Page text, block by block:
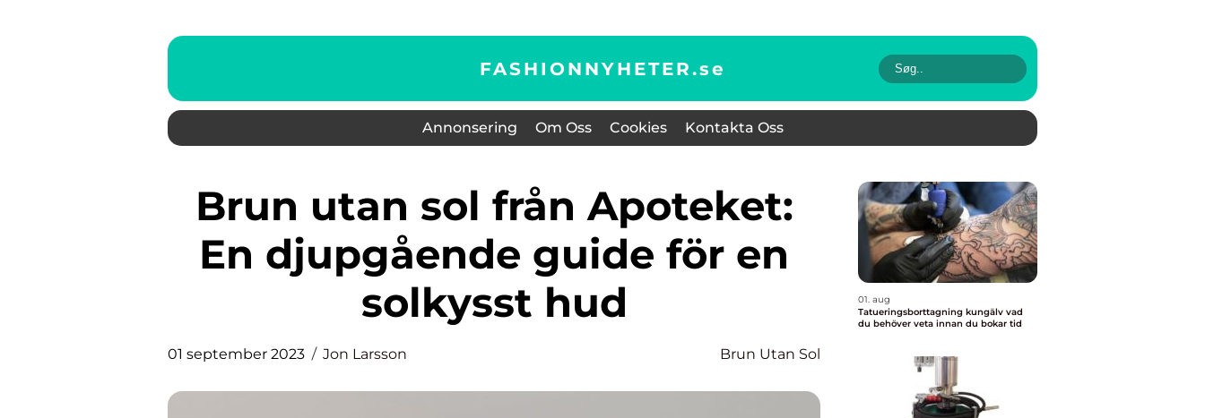
FASHIONNYHETER.se
Annonsering Om Oss Cookies Kontakta Oss
Brun utan sol från Apoteket:
En djupgående guide för en
solkysst hud
01 september 2023 Jon Larsson Brun Utan Sol
01. aug
Tatueringsborttagning kungälv vad
du behöver veta innan du bokar tid